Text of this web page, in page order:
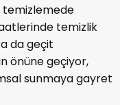
temizlemede
temizlik
da geçit
önüne geçiyor,
sunmaya gayret